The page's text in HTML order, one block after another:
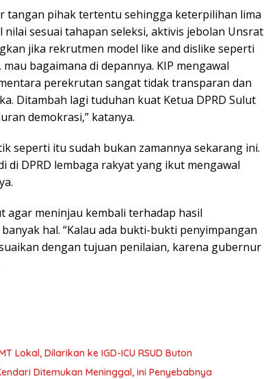
tangan pihak tertentu sehingga keterpilihan lima
sesuai tahapan seleksi, aktivis jebolan Unsrat
jika rekrutmen model like and dislike seperti
bagaimana di depannya. KIP mengawal
perekrutan sangat tidak transparan dan
Ditambah lagi tuduhan kuat Ketua DPRD Sulut
demokrasi,” katanya.
seperti itu sudah bukan zamannya sekarang ini.
di DPRD lembaga rakyat yang ikut mengawal
agar meninjau kembali terhadap hasil
hal. “Kalau ada bukti-bukti penyimpangan
dengan tujuan penilaian, karena gubernur
Lokal, Dilarikan ke IGD-ICU RSUD Buton
Ditemukan Meninggal, ini Penyebabnya